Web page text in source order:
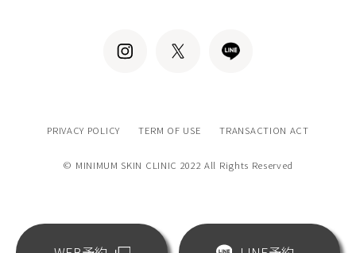
PRIVACY POLICY TERM OF USE TRANSACTION ACT
© MINIMUM SKIN CLINIC 2022 All Rights Reserved